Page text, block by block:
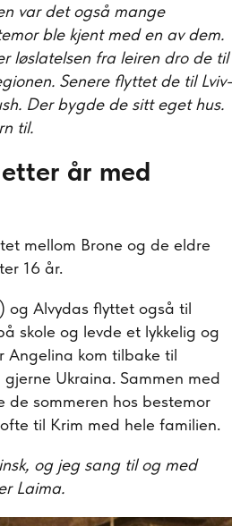
var det også mange
ble kjent med en av dem.
løslatelsen fra leiren dro de til
Senere flyttet de til Lviv-
Der bygde de sitt eget hus.
til.
år med
mellom Brone og de eldre
16 år.
og Alvydas flyttet også til
skole og levde et lykkelig og
Angelina kom tilbake til
Ukraina. Sammen med
de sommeren hos bestemor
til Krim med hele familien.
og jeg sang til og med
Laima.